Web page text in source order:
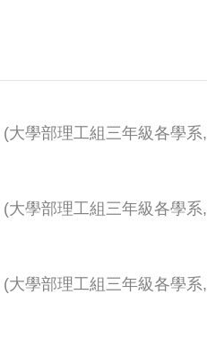
(大學部理工組三年級各學系
(大學部理工組三年級各學系
(大學部理工組三年級各學系